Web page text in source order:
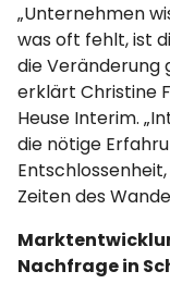
„Unternehmen
was oft fehlt, ist
die Veränderung
erklärt Christine
Heuse Interim.
die nötige
Zeiten des
Nachfrage in